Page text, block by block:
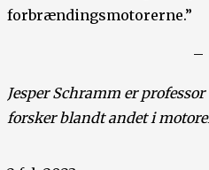
forbrændingsmotorerne.”
–
Jesper Schramm er
forsker blandt andet i